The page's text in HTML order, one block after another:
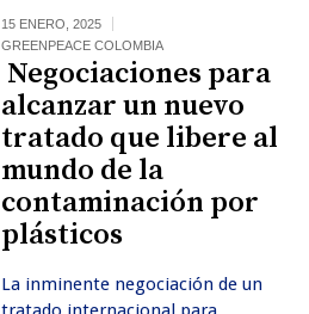
15 ENERO, 2025
GREENPEACE COLOMBIA
Negociaciones para
alcanzar un nuevo
tratado que libere al
mundo de la
contaminación por
plásticos
La inminente negociación de un